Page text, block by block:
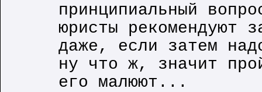
принципиальный
юристы рекомендуют
даже, если затем
ну что ж, значит
его малюют...